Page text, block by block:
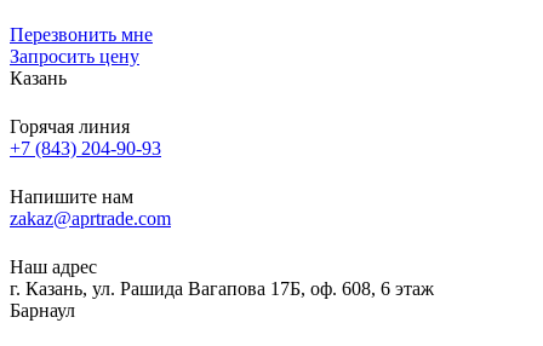
Перезвонить мне
Запросить цену
Казань
Горячая линия
+7 (843) 204-90-93
Напишите нам
zakaz@aprtrade.com
Наш адрес
г. Казань, ул. Рашида Вагапова 17Б, оф. 608, 6 этаж
Барнаул